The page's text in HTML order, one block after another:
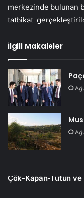
merkezinde bulunan
tatbikatı
İlgili Makaleler
Çök-Kapan-Tutun ve